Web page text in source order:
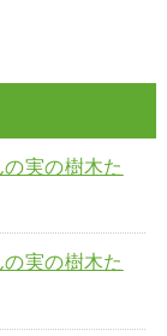
実の樹木た
実の樹木た